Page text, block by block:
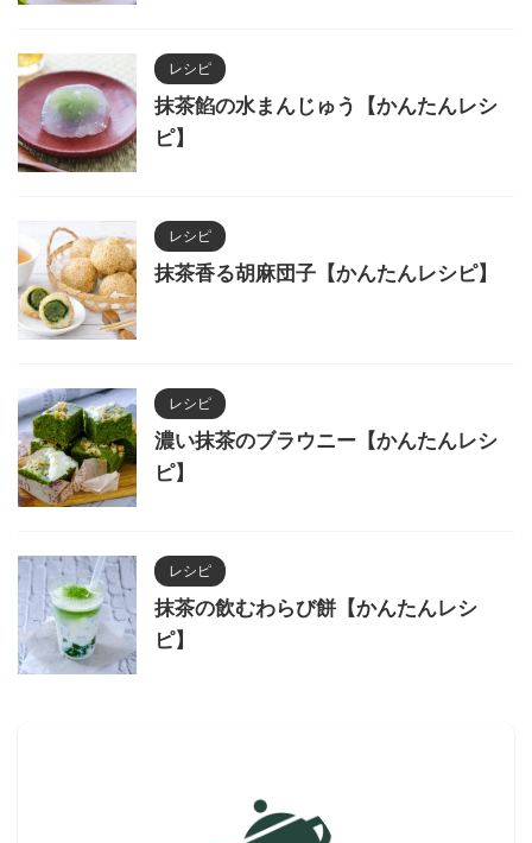
レシピ
抹茶餡の水まんじゅう【かんたんレシ
ピ】
レシピ
抹茶香る胡麻団子【かんたんレシピ】
レシピ
濃い抹茶のブラウニー【かんたんレシ
ピ】
レシピ
抹茶の飲むわらび餅【かんたんレシ
ピ】